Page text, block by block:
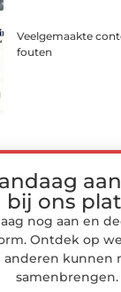
Veelgemaakte
fouten
bij ons
nog aan en
Ontdek op
anderen kunnen
samenbrengen.